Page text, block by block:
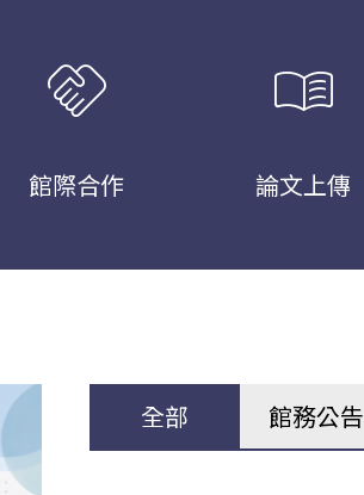
handshake
館際合作
menu_book
論文上傳
全部 館務公告